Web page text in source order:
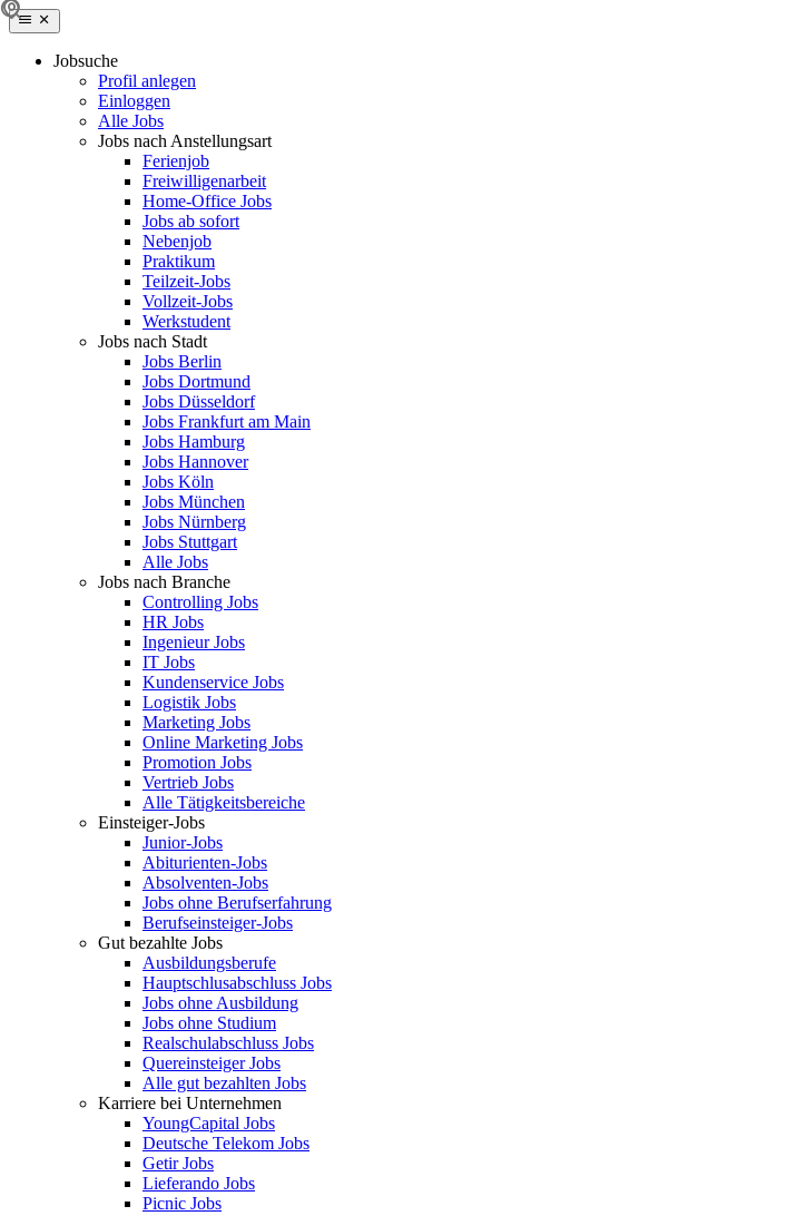
Jobsuche
Profil anlegen
Einloggen
Alle Jobs
Jobs nach Anstellungsart
Ferienjob
Freiwilligenarbeit
Home-Office Jobs
Jobs ab sofort
Nebenjob
Praktikum
Teilzeit-Jobs
Vollzeit-Jobs
Werkstudent
Jobs nach Stadt
Jobs Berlin
Jobs Dortmund
Jobs Düsseldorf
Jobs Frankfurt am Main
Jobs Hamburg
Jobs Hannover
Jobs Köln
Jobs München
Jobs Nürnberg
Jobs Stuttgart
Alle Jobs
Jobs nach Branche
Controlling Jobs
HR Jobs
Ingenieur Jobs
IT Jobs
Kundenservice Jobs
Logistik Jobs
Marketing Jobs
Online Marketing Jobs
Promotion Jobs
Vertrieb Jobs
Alle Tätigkeitsbereiche
Einsteiger-Jobs
Junior-Jobs
Abiturienten-Jobs
Absolventen-Jobs
Jobs ohne Berufserfahrung
Berufseinsteiger-Jobs
Gut bezahlte Jobs
Ausbildungsberufe
Hauptschlusabschluss Jobs
Jobs ohne Ausbildung
Jobs ohne Studium
Realschulabschluss Jobs
Quereinsteiger Jobs
Alle gut bezahlten Jobs
Karriere bei Unternehmen
YoungCapital Jobs
Deutsche Telekom Jobs
Getir Jobs
Lieferando Jobs
Picnic Jobs